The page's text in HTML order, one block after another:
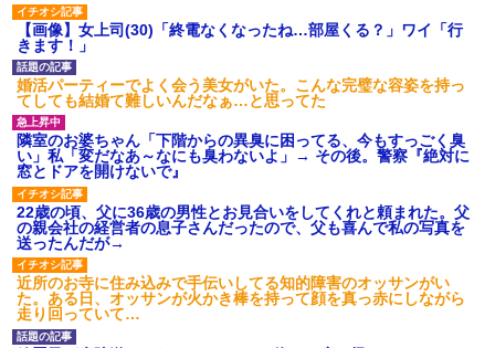
三年働いてたパートを突然クビになった。しかし元職場の主要取
引先のトップが母方の叔父だったので…
子供の頃、母の弟にイタズラされてて中学に入ってから関係を持
ってしまった。拒絶したら「全部バラしてやる」と脅迫されたの
で両親に全部話した。
17年飼っていた犬が亡くなった。鼻水垂らし嗚咽する私に、猫が
近づいて頭突きをしてきて…
私『貯金貯まったし、やっと家建てられるね！』夫「実家を二世
帯住宅にした。それに貯金使った」→私『離婚しよう』夫「え
っ」私『使った貯金はあげるから』→すると…
日航機墜落事故の「ここからは日本語で大丈夫ですよ〜」の絶望
【画像】女上司(30)「終電なくなったね…部屋くる？」ワイ「行
きます！」
婚活パーティーでよく会う美女がいた。こんな完璧な容姿を持っ
てしても結婚て難しいんだなぁ…と思ってた
隣室のお婆ちゃん「下階からの異臭に困ってる、今もすっごく臭
い」私「変だなあ～なにも臭わないよ」→ その後。警察『絶対に
窓とドアを開けないで』
22歳の頃、父に36歳の男性とお見合いをしてくれと頼まれた。父
の親会社の経営者の息子さんだったので、父も喜んで私の写真を
送ったんだが→
近所のお寺に住み込みで手伝いしてる知的障害のオッサンがい
た。ある日、オッサンが火かき棒を持って顔を真っ赤にしながら
走り回っていて…